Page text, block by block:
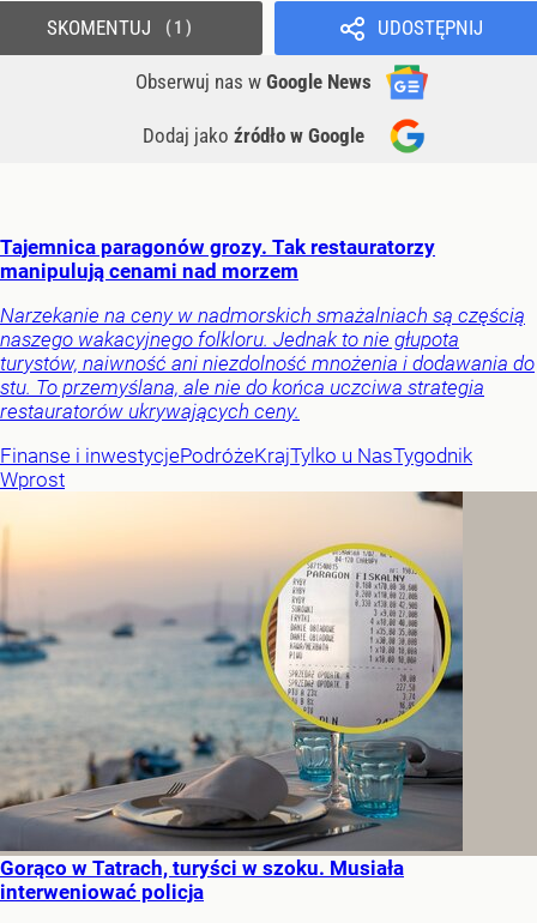
UDOSTĘPNIJ
Obserwuj nas w Google News
Dodaj jako źródło w Google
SKOMENTUJ 1
Tajemnica paragonów grozy. Tak restauratorzy
manipulują cenami nad morzem
Narzekanie na ceny w nadmorskich smażalniach są częścią
naszego wakacyjnego folkloru. Jednak to nie głupota
turystów, naiwność ani niezdolność mnożenia i dodawania do
stu. To przemyślana, ale nie do końca uczciwa strategia
restauratorów ukrywających ceny.
Finanse i inwestycjePodróżeKrajTylko u NasTygodnik
Wprost
Gorąco w Tatrach, turyści w szoku. Musiała
interweniować policja